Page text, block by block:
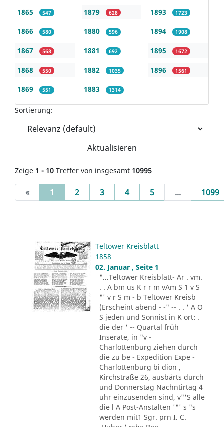
1865 547
1866 580
1867 568
1868 550
1869 551
1879 628
1880 596
1881 692
1882 1035
1883 1314
1893 1723
1894 1908
1895 1672
1896 1561
Sortierung:
Aktualisieren
Zeige 1 - 10 Treffer von insgesamt 10995
« 1 (current)
2 3 4 5 ... 1099
Teltower Kreisblatt
1858
02. Januar , Seite 1
"...Teltower Kreisblatt- Ar . vm.
. . A bm us K r r m vAm S 1 v S
"' v r S m - b Teltower Kreisb
(Erscheint abend - -" -- . . ' A O
S jeden und Sonnist in K ort: .
die der ' -- Quartal früh
Inserate, in "v -
Charlottenburg ziehen durch
die zu be - Expedition Expe -
Charlottenburg bi dion ,
Kirchstraße 26, ausbärts durch
und Donnerstag Nachntirtag 4
uhr einzusenden sind, v"'S alle
die l A Post-Anstalten '"' s "s
werden mit1 Sgr. prn I. C.